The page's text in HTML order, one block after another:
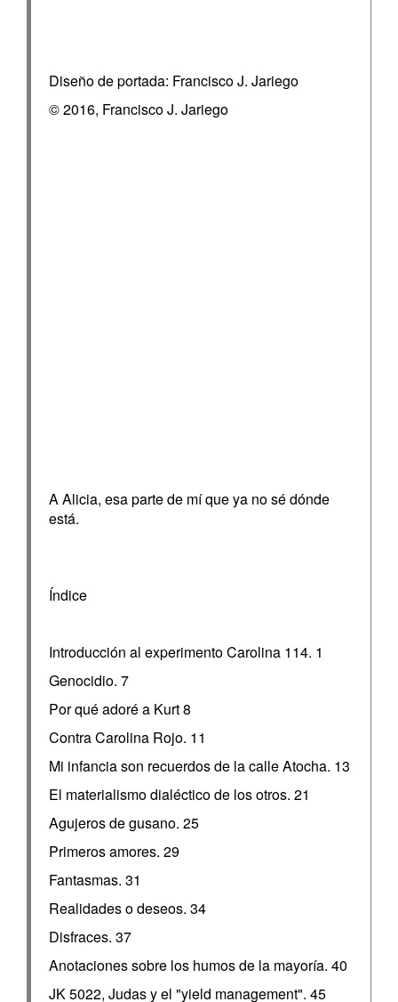
Diseño de portada: Francisco J. Jariego
© 2016, Francisco J. Jariego
A Alicia, esa parte de mí que ya no sé dónde
está.
Índice
Introducción al experimento Carolina 114. 1
Genocidio. 7
Por qué adoré a Kurt 8
Contra Carolina Rojo. 11
Mi infancia son recuerdos de la calle Atocha. 13
El materialismo dialéctico de los otros. 21
Agujeros de gusano. 25
Primeros amores. 29
Fantasmas. 31
Realidades o deseos. 34
Disfraces. 37
Anotaciones sobre los humos de la mayoría. 40
JK 5022, Judas y el "yield management". 45